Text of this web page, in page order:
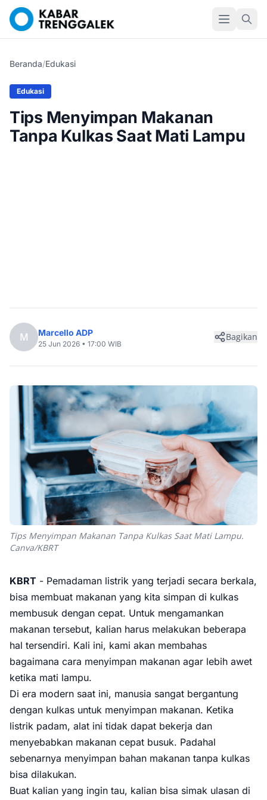
Beranda/Edukasi
Edukasi
Tips Menyimpan Makanan
Tanpa Kulkas Saat Mati Lampu
M Marcello ADP
25 Jun 2026 • 17:00 WIB
Bagikan
Tips Menyimpan Makanan Tanpa Kulkas Saat Mati Lampu.
Canva/KBRT
KBRT - Pemadaman listrik yang terjadi secara berkala,
bisa membuat makanan yang kita simpan di kulkas
membusuk dengan cepat. Untuk mengamankan
makanan tersebut, kalian harus melakukan beberapa
hal tersendiri. Kali ini, kami akan membahas
bagaimana cara menyimpan makanan agar lebih awet
ketika mati lampu.
Di era modern saat ini, manusia sangat bergantung
dengan kulkas untuk menyimpan makanan. Ketika
listrik padam, alat ini tidak dapat bekerja dan
menyebabkan makanan cepat busuk. Padahal
sebenarnya menyimpan bahan makanan tanpa kulkas
bisa dilakukan.
Buat kalian yang ingin tau, kalian bisa simak ulasan di